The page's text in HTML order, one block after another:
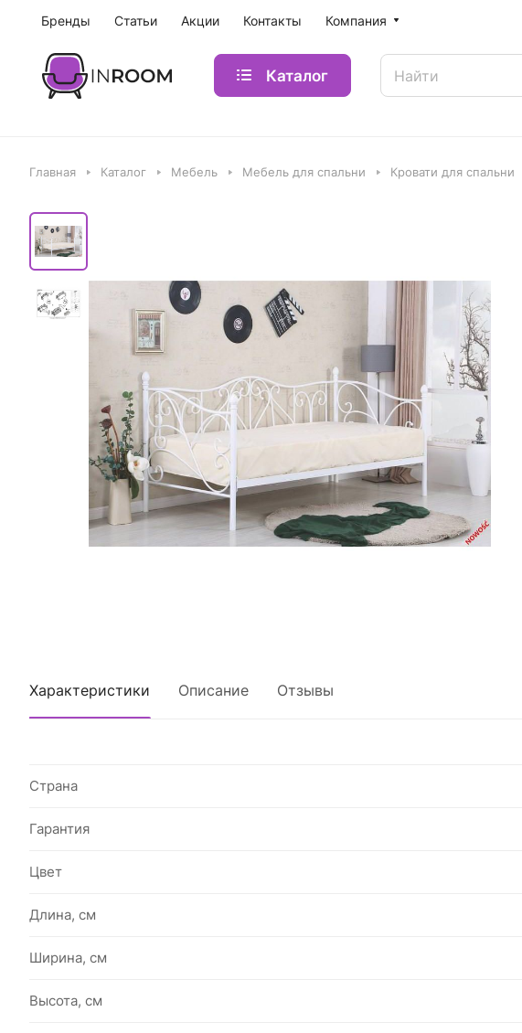
Бренды Статьи Акции Контакты Компания
Каталог
Главная Каталог Мебель Мебель для спальни Кровати для спальни
Характеристики Описание Отзывы
Страна
Гарантия
Цвет
Длина, см
Ширина, см
Высота, см